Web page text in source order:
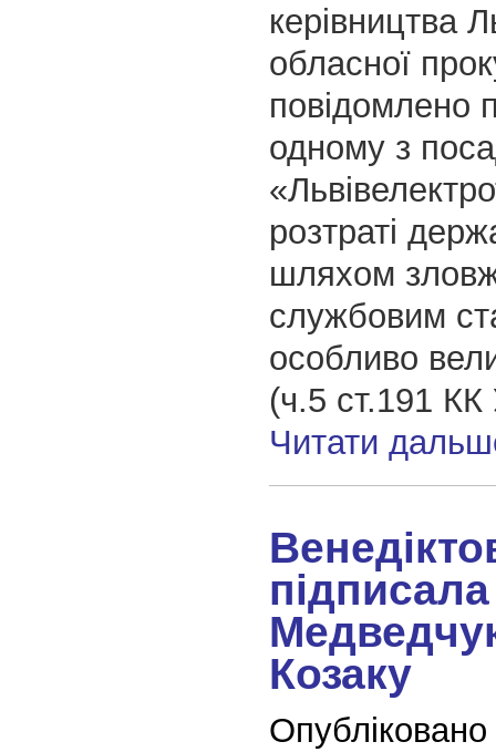
керівництва
обласної
повідомлено
одному з
розтраті
шляхом
службовим
особливо
(ч.5 ст.191 КК
Читати
Козаку